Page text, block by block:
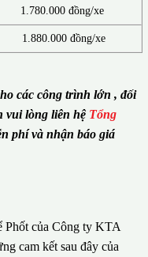
1.780.000 đồng/xe
1.880.000 đồng/xe
các công trình lớn , đối
vui lòng liên hệ Tổng
phí và nhận báo giá
Phốt của Công ty KTA
cam kết sau đây của